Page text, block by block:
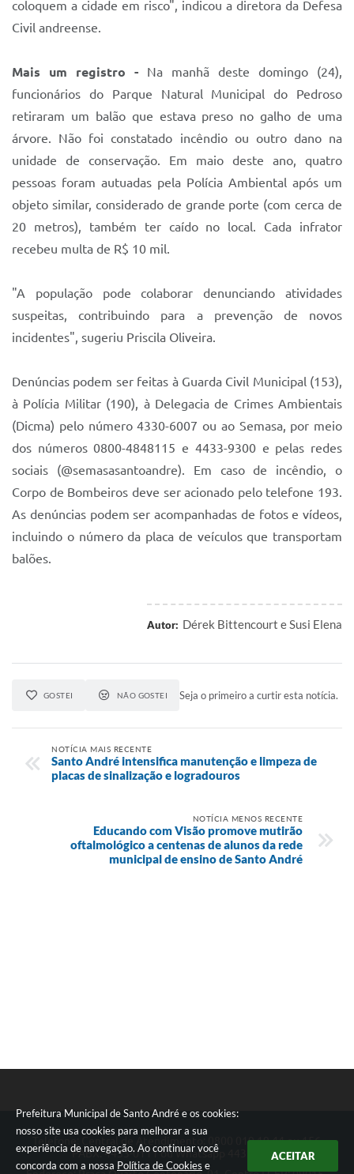
Prefeitura Municipal de Santo André e os cookies:
nosso site usa cookies para melhorar a sua
experiência de navegação. Ao continuar você
concorda com a nossa Política de Cookies e
ACEITAR
coloquem a cidade em risco", indicou a diretora da Defesa
Civil andreense.
Mais um registro - Na manhã deste domingo (24),
funcionários do Parque Natural Municipal do Pedroso
retiraram um balão que estava preso no galho de uma
árvore. Não foi constatado incêndio ou outro dano na
unidade de conservação. Em maio deste ano, quatro
pessoas foram autuadas pela Polícia Ambiental após um
objeto similar, considerado de grande porte (com cerca de
20 metros), também ter caído no local. Cada infrator
recebeu multa de R$ 10 mil.
"A população pode colaborar denunciando atividades
suspeitas, contribuindo para a prevenção de novos
incidentes", sugeriu Priscila Oliveira.
Denúncias podem ser feitas à Guarda Civil Municipal (153),
à Polícia Militar (190), à Delegacia de Crimes Ambientais
(Dicma) pelo número 4330-6007 ou ao Semasa, por meio
dos números 0800-4848115 e 4433-9300 e pelas redes
sociais (@semasasantoandre). Em caso de incêndio, o
Corpo de Bombeiros deve ser acionado pelo telefone 193.
As denúncias podem ser acompanhadas de fotos e vídeos,
incluindo o número da placa de veículos que transportam
balões.
Autor: Dérek Bittencourt e Susi Elena
GOSTEI NÃO GOSTEI Seja o primeiro a curtir esta notícia.
NOTÍCIA MAIS RECENTE
Santo André intensifica manutenção e limpeza de
placas de sinalização e logradouros
NOTÍCIA MENOS RECENTE
Educando com Visão promove mutirão
oftalmológico a centenas de alunos da rede
municipal de ensino de Santo André
Telefone: Central de Atendimento: 0800 019 19 44 ou 156
PABX: 4433-0111 ou Whatsapp 4433-0123